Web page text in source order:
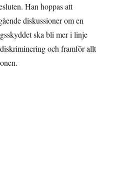
Han hoppas att
diskussioner om en
ska bli mer i linje
och framför allt